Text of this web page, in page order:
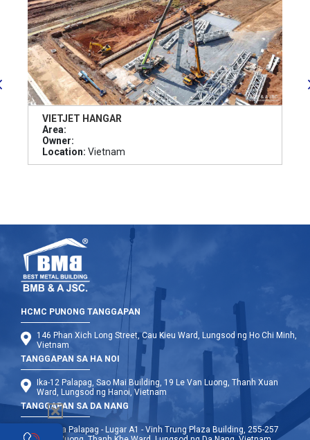
VIETJET HANGAR
Area:
Owner:
Location: Vietnam
HCMC PUNONG TANGGAPAN
146 Phan Xich Long Street, Cau Kieu Ward, Lungsod ng Ho Chi Minh,
Vietnam
TANGGAPAN SA HA NOI
Ika-12 Palapag, Sao Mai Building, 19 Le Van Luong, Thanh Xuan
Ward, Lungsod ng Hanoi, Vietnam
TANGGAPAN SA DA NANG
Ika-9 na Palapag - Lugar A1 - Vinh Trung Plaza Building, 255-257